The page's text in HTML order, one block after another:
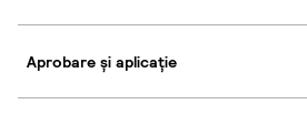
Aprobare și aplicație